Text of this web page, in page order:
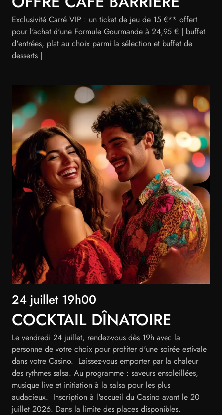
Exclusivité Carré VIP : un ticket de jeu de 15 €** offert
pour l'achat d'une Formule Gourmande à 24,95 € | buffet
d'entrées, plat au choix parmi la sélection et buffet de
desserts |
24 juillet 19h00
COCKTAIL DÎNATOIRE
Le vendredi 24 juillet, rendez-vous dès 19h avec la
personne de votre choix pour profiter d'une soirée estivale
dans votre Casino. Laissez-vous emporter par la chaleur
des rythmes salsa. Au programme : saveurs ensoleillées,
musique live et initiation à la salsa pour les plus
audacieux. Inscription à l'accueil du Casino avant le 20
juillet 2026. Dans la limite des places disponibles.